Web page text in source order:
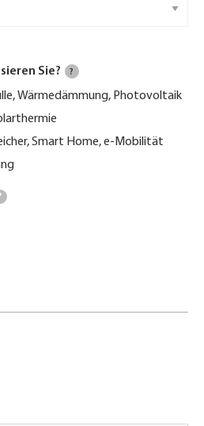
Sie? ?
Wärmedämmung, Photovoltaik
Smart Home, e-Mobilität